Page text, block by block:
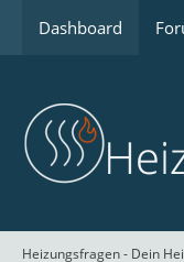
Dashboard
Heizungsfragen - Dein